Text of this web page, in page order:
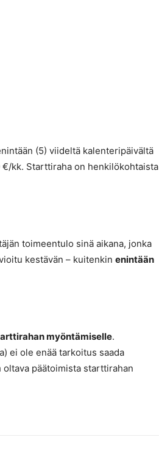
(5) viideltä kalenteripäivältä
kk. Starttiraha on henkilökohtaista
toimeentulo sinä aikana, jonka
kestävän – kuitenkin enintään
myöntämiselle.
ei ole enää tarkoitus saada
päätoimista starttirahan